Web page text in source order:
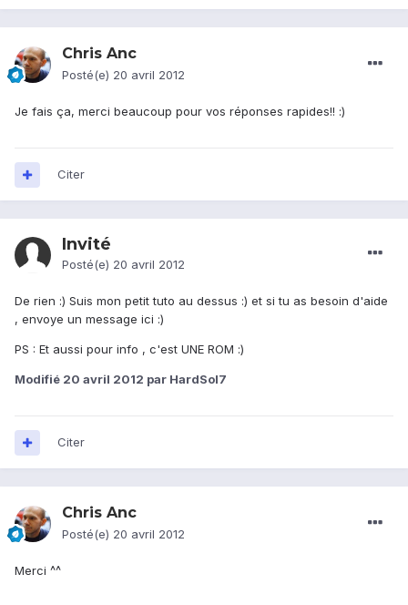
Chris Anc
Posté(e) 20 avril 2012
Je fais ça, merci beaucoup pour vos réponses rapides!! :)
Citer
Invité
Posté(e) 20 avril 2012
De rien :) Suis mon petit tuto au dessus :) et si tu as besoin d'aide
, envoye un message ici :)
PS : Et aussi pour info , c'est UNE ROM :)
Modifié 20 avril 2012 par HardSol7
Citer
Chris Anc
Posté(e) 20 avril 2012
Merci ^^